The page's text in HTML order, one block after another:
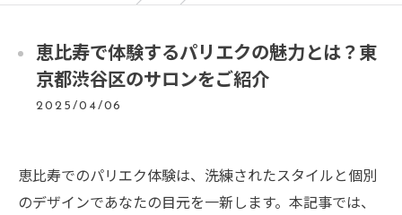
恵比寿で体験するパリエクの魅力とは？東
京都渋谷区のサロンをご紹介
2025/04/06
恵比寿でのパリエク体験は、洗練されたスタイルと個別
のデザインであなたの目元を一新します。本記事では、